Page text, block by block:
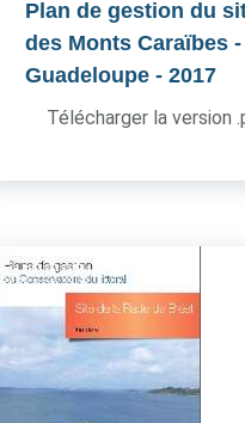
Plan de gestion du
des Monts Caraïbes -
Guadeloupe - 2017
Télécharger la version